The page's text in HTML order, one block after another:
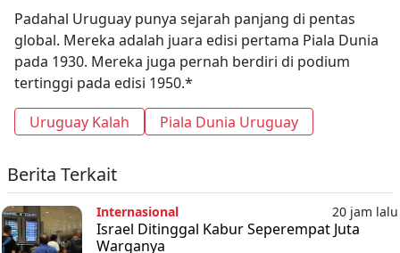
Padahal Uruguay punya sejarah panjang di pentas
global. Mereka adalah juara edisi pertama Piala Dunia
pada 1930. Mereka juga pernah berdiri di podium
tertinggi pada edisi 1950.*
Uruguay Kalah
Piala Dunia Uruguay
Berita Terkait
Internasional 20 jam lalu
Israel Ditinggal Kabur Seperempat Juta
Warganya